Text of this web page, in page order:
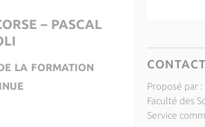
– PASCAL
la formation
CONTACT
Proposé par :
Faculté des
Service